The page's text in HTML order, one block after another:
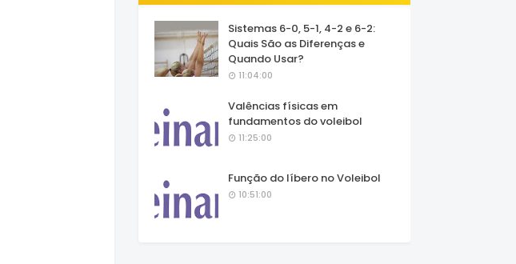
Sistemas 6-0, 5-1, 4-2 e 6-2:
Quais São as Diferenças e
Quando Usar?
11:04:00
Valências físicas em
fundamentos do voleibol
11:25:00
Função do líbero no Voleibol
10:51:00